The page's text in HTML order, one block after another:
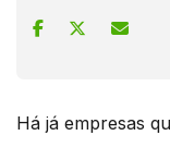
Há já empresas